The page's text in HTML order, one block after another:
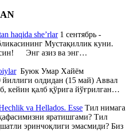
haqida she’rlar1 сентябрь -
Мустақиллик куни.
Энг азиз ва энг…
Буюк Умар Хайём
йиллиги олдидан (15 май) Аввал
кейин қалб қўрига йўғрилган…
va Hellados. Esse Тил нимага
яратишгами? Тил
эринчоқлиги эмасмиди? Биз